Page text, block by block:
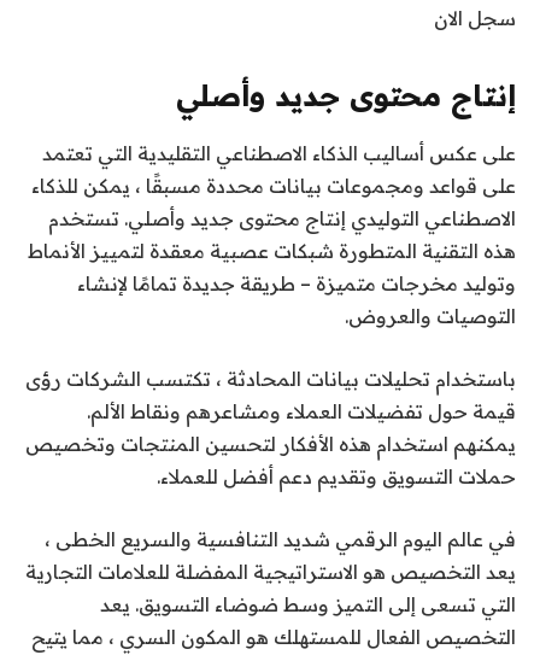
سجل الان
إنتاج محتوى جديد وأصلي
على عكس أساليب الذكاء الاصطناعي التقليدية التي تعتمد
على قواعد ومجموعات بيانات محددة مسبقًا ، يمكن للذكاء
الاصطناعي التوليدي إنتاج محتوى جديد وأصلي. تستخدم
هذه التقنية المتطورة شبكات عصبية معقدة لتمييز الأنماط
وتوليد مخرجات متميزة – طريقة جديدة تمامًا لإنشاء
التوصيات والعروض.
باستخدام تحليلات بيانات المحادثة ، تكتسب الشركات رؤى
قيمة حول تفضيلات العملاء ومشاعرهم ونقاط الألم.
يمكنهم استخدام هذه الأفكار لتحسين المنتجات وتخصيص
حملات التسويق وتقديم دعم أفضل للعملاء.
في عالم اليوم الرقمي شديد التنافسية والسريع الخطى ،
يعد التخصيص هو الاستراتيجية المفضلة للعلامات التجارية
التي تسعى إلى التميز وسط ضوضاء التسويق. يعد
التخصيص الفعال للمستهلك هو المكون السري ، مما يتيح